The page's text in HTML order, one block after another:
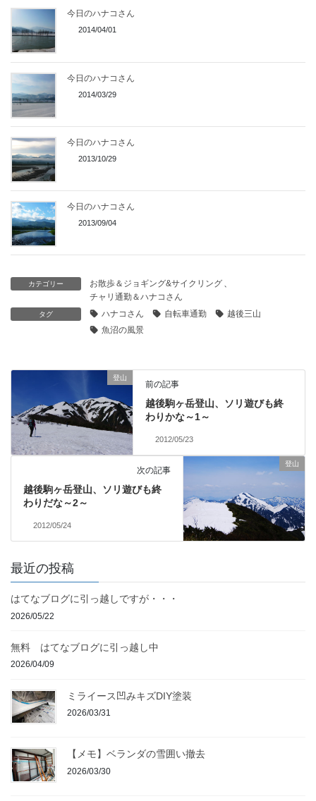
今日のハナコさん
2014/04/01
今日のハナコさん
2014/03/29
今日のハナコさん
2013/10/29
今日のハナコさん
2013/09/04
カテゴリー お散歩＆ジョギング&サイクリング 、
チャリ通勤＆ハナコさん
タグ ハナコさん 自転車通勤
越後三山
魚沼の風景
登山
前の記事
越後駒ヶ岳登山、ソリ遊びも終
わりかな～1～
2012/05/23
登山
次の記事
越後駒ヶ岳登山、ソリ遊びも終
わりだな～2～
2012/05/24
最近の投稿
はてなブログに引っ越しですが・・・
2026/05/22
無料 はてなブログに引っ越し中
2026/04/09
ミライース凹みキズDIY塗装
2026/03/31
【メモ】ベランダの雪囲い撤去
2026/03/30